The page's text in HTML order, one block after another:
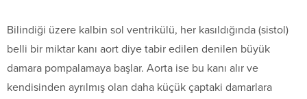
Bilindiği üzere kalbin sol ventrikülü, her kasıldığında (sistol)
belli bir miktar kanı aort diye tabir edilen denilen büyük
damara pompalamaya başlar. Aorta ise bu kanı alır ve
kendisinden ayrılmış olan daha küçük çaptaki damarlara